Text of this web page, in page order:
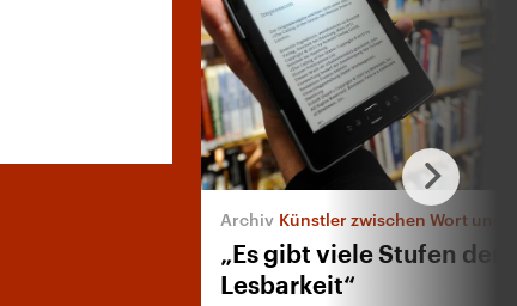
Künstler zwischen Wort und
„Es gibt viele Stufen der
Lesbarkeit“